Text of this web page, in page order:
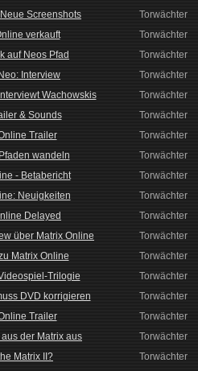
Screenshots
Torwächter
verkauft
Torwächter
auf Neos Pfad
Torwächter
Interview
Torwächter
Wachowskis
Torwächter
& Sounds
Torwächter
Trailer
Torwächter
wandeln
Torwächter
- Betabericht
Torwächter
Neuigkeiten
Torwächter
Delayed
Torwächter
über Matrix Online
Torwächter
Matrix Online
Torwächter
Trilogie
Torwächter
DVD korrigieren
Torwächter
Trailer
Torwächter
der Matrix aus
Torwächter
Matrix II?
Torwächter